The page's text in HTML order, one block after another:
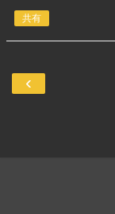
共有
‹